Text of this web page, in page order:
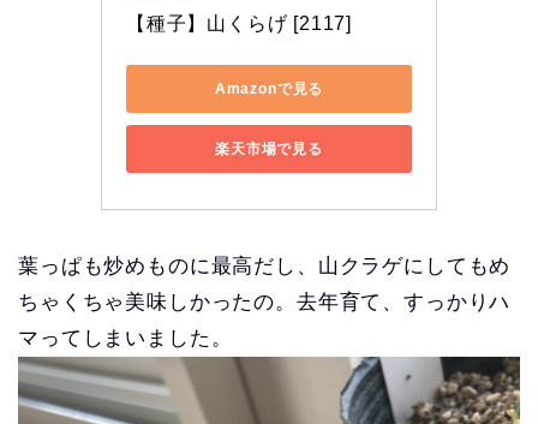
【種子】山くらげ [2117]
Amazonで見る
楽天市場で見る
葉っぱも炒めものに最高だし、山クラゲにしてもめ
ちゃくちゃ美味しかったの。去年育て、すっかりハ
マってしまいました。